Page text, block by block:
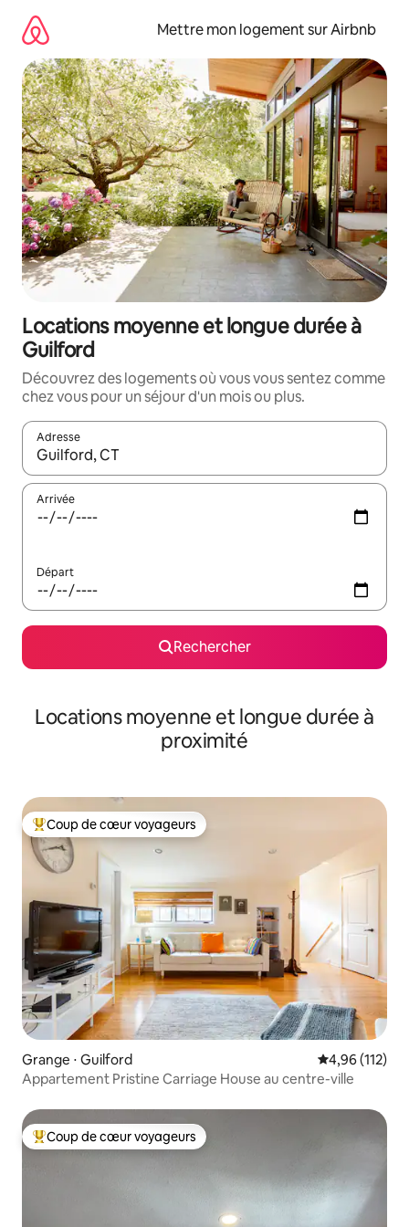
directement
contenu
Mettre mon logement sur Airbnb
Locations moyenne et longue durée à
Guilford
Découvrez des logements où vous vous sentez comme
chez vous pour un séjour d'un mois ou plus.
Adresse
Lorsque les résultats s'affichent, utilisez les flèches vers le
Arrivée
Départ
Rechercher
Locations moyenne et longue durée à
proximité
Coups de cœur voyageurs les plus appréciés
Coup de cœur voyageurs
Grange ⋅ Guilford Évaluation
4,96 (112)
Appartement Pristine Carriage House au centre-ville
Coups de cœur voyageurs les plus appréciés
Coup de cœur voyageurs